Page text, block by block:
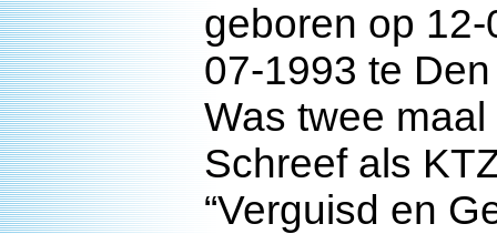
geboren op
07-1993 te
Was twee
Schreef als
“Verguisd en